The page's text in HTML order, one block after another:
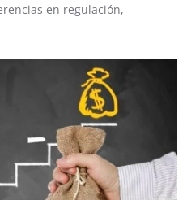
en regulación,